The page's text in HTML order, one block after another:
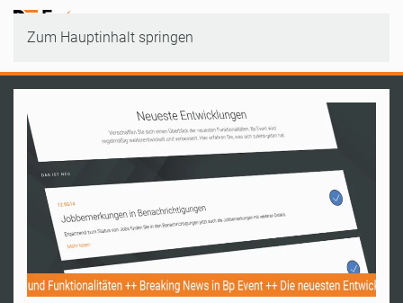
Zum Hauptinhalt springen